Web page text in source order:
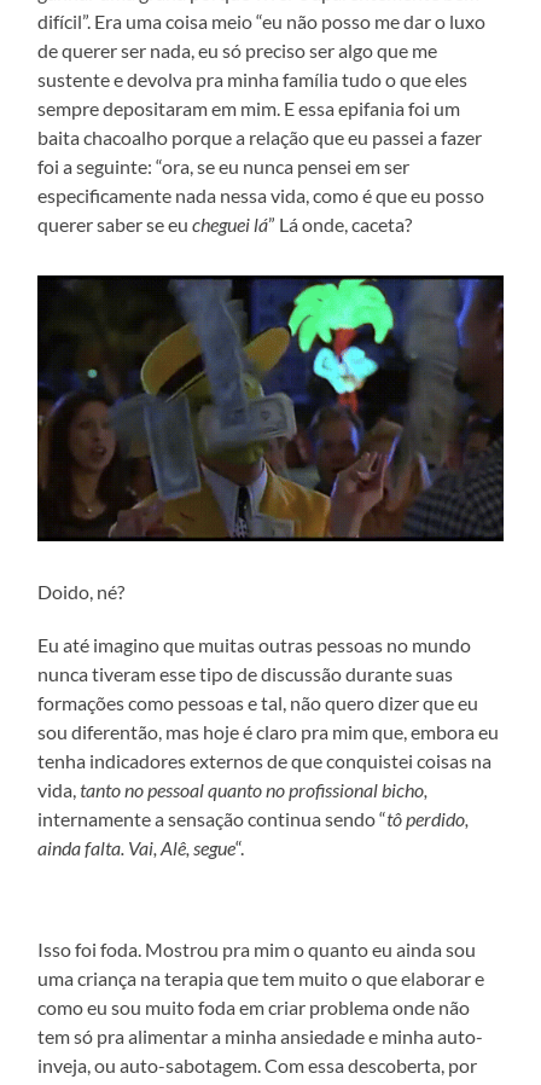
difícil”. Era uma coisa meio “eu não posso me dar o luxo
de querer ser nada, eu só preciso ser algo que me
sustente e devolva pra minha família tudo o que eles
sempre depositaram em mim. E essa epifania foi um
baita chacoalho porque a relação que eu passei a fazer
foi a seguinte: “ora, se eu nunca pensei em ser
especificamente nada nessa vida, como é que eu posso
querer saber se eucheguei lá” Lá onde, caceta?
Doido, né?
Eu até imagino que muitas outras pessoas no mundo
nunca tiveram esse tipo de discussão durante suas
formações como pessoas e tal, não quero dizer que eu
sou diferentão, mas hoje é claro pra mim que, embora eu
tenha indicadores externos de que conquistei coisas na
vida,tanto no pessoal quanto no profissional bicho,
internamente a sensação continua sendo “tô perdido,
ainda falta. Vai, Alê, segue“.
Isso foi foda. Mostrou pra mim o quanto eu ainda sou
uma criança na terapia que tem muito o que elaborar e
como eu sou muito foda em criar problema onde não
tem só pra alimentar a minha ansiedade e minha auto-
inveja, ou auto-sabotagem. Com essa descoberta, por